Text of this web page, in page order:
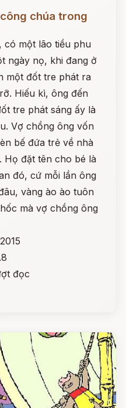
chúa trong
có một lão tiều phu
ngày nọ, khi đang ở
một đốt tre phát ra
Hiếu kì, ông đến
tre phát sáng ấy là
Vợ chồng ông vốn
bế đứa trẻ về nhà
Họ đặt tên cho bé là
đó, cứ mỗi lần ông
vàng ào ào tuôn
mà vợ chồng ông
đọc